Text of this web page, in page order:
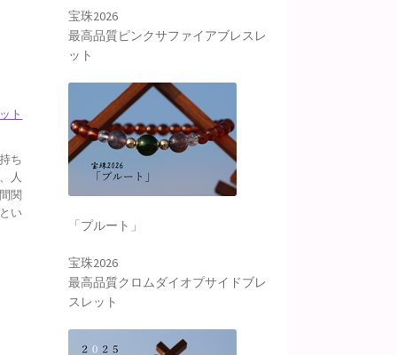
ト
ち
人
関
い
宝珠2026
最高品質ピンクサファイアブレスレ
ット
「プルート」
宝珠2026
最高品質クロムダイオプサイドブレ
スレット